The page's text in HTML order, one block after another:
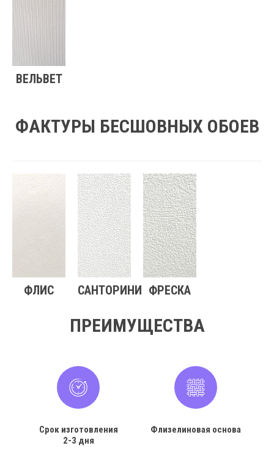
ВЕЛЬВЕТ
ФАКТУРЫ БЕСШОВНЫХ ОБОЕВ
ФЛИС САНТОРИНИ ФРЕСКА
ПРЕИМУЩЕСТВА
Срок изготовления
2-3 дня
Флизелиновая основа